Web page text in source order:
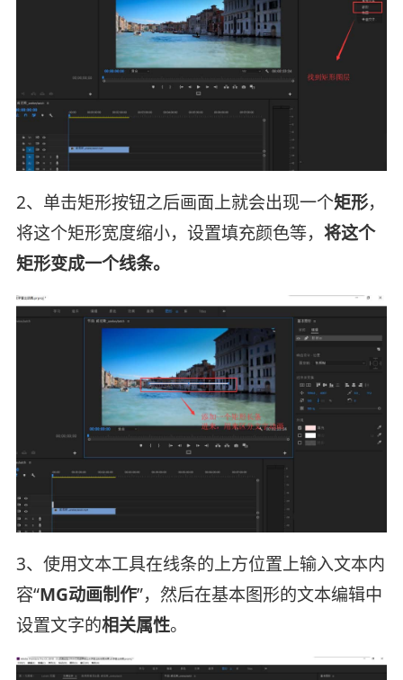
2、单击矩形按钮之后画面上就会出现一个矩形，
将这个矩形宽度缩小，设置填充颜色等， 将这个
矩形变成一个线条。
3、使用文本工具在线条的上方位置上输入文本内
容“MG动画制作”，然后在基本图形的文本编辑中
设置文字的相关属性。